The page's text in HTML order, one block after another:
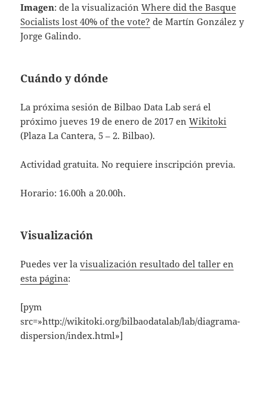
Imagen: de la visualizaciónWhere did the Basque
Socialists lost 40% of the vote? de Martín González y
Jorge Galindo.
Cuándo y dónde
La próxima sesión de Bilbao Data Lab será el
próximo jueves 19 de enero de 2017 enWikitoki
(Plaza La Cantera, 5 – 2. Bilbao).
Actividad gratuita. No requiere inscripción previa.
Horario: 16.00h a 20.00h.
Visualización
Puedes ver lavisualización resultado del taller en
esta página:
[pym
src=»http://wikitoki.org/bilbaodatalab/lab/diagrama-
dispersion/index.html»]